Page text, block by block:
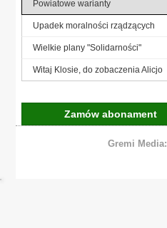
Powiatowe warianty
Upadek moralności rządzących
Wielkie plany "Solidarności"
Witaj Klosie, do zobaczenia Alicjo
Zamów abonament
Gremi Media: